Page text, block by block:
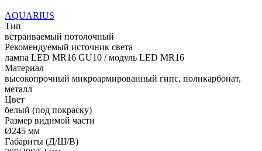
AQUARIUS
Тип
встраиваемый потолочный
Рекомендуемый источник света
лампа LED MR16 GU10 / модуль LED MR16
Материал
высокопрочный микроармированный гипс, поликарбонат,
металл
Цвет
белый (под покраску)
Размер видимой части
Ø245 мм
Габариты (Д/Ш/В)